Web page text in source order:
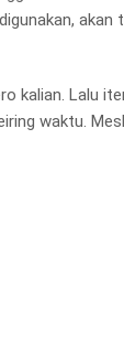
kalian. Lalu
waktu.